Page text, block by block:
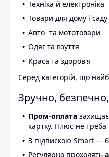
Техніка й електроніка
Товари для дому і саду
Авто- та мототовари
Одяг та взуття
Краса та здоров'я
Серед категорій, що
Зручно,
Пром-оплата
картку. Плюс не
З підпискою Smart —
Регулярно проходять